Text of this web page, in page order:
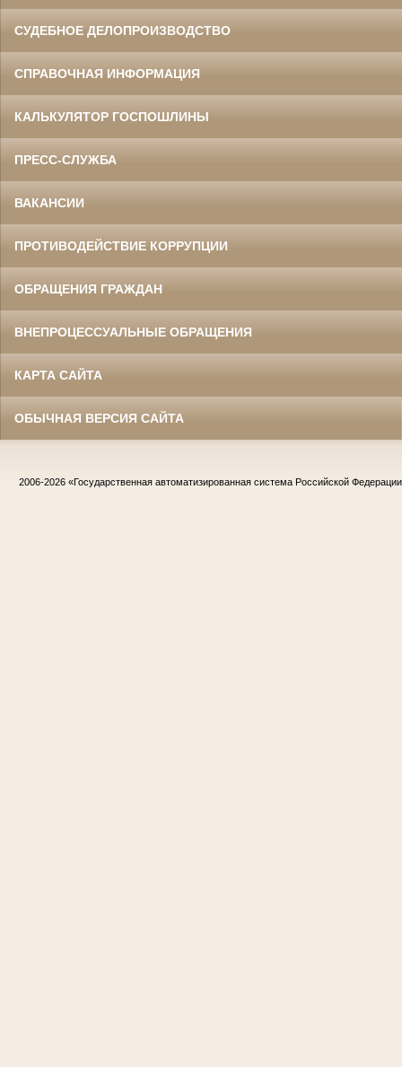
СУДЕБНОЕ ДЕЛОПРОИЗВОДСТВО
СПРАВОЧНАЯ ИНФОРМАЦИЯ
КАЛЬКУЛЯТОР ГОСПОШЛИНЫ
ПРЕСС-СЛУЖБА
ВАКАНСИИ
ПРОТИВОДЕЙСТВИЕ КОРРУПЦИИ
ОБРАЩЕНИЯ ГРАЖДАН
ВНЕПРОЦЕССУАЛЬНЫЕ ОБРАЩЕНИЯ
КАРТА САЙТА
ОБЫЧНАЯ ВЕРСИЯ САЙТА
2006-2026 «Государственная автоматизированная система Российской